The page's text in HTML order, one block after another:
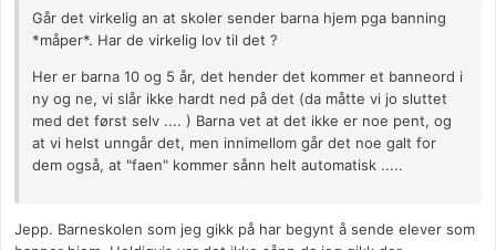
Går det virkelig an at skoler sender barna hjem pga banning
*måper*. Har de virkelig lov til det ?
Her er barna 10 og 5 år, det hender det kommer et banneord i
ny og ne, vi slår ikke hardt ned på det (da måtte vi jo sluttet
med det først selv .... ) Barna vet at det ikke er noe pent, og
at vi helst unngår det, men innimellom går det noe galt for
dem også, at "faen" kommer sånn helt automatisk .....
Jepp. Barneskolen som jeg gikk på har begynt å sende elever som